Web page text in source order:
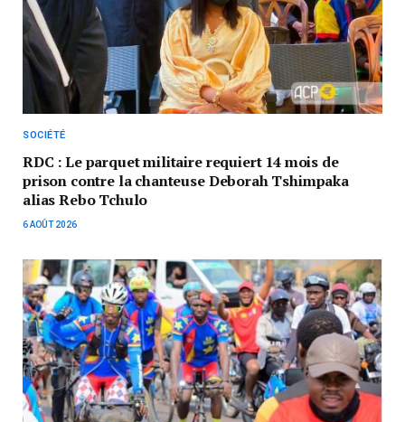
SOCIÉTÉ
RDC : Le parquet militaire requiert 14 mois de
prison contre la chanteuse Deborah Tshimpaka
alias Rebo Tchulo
6 AOÛT 2026